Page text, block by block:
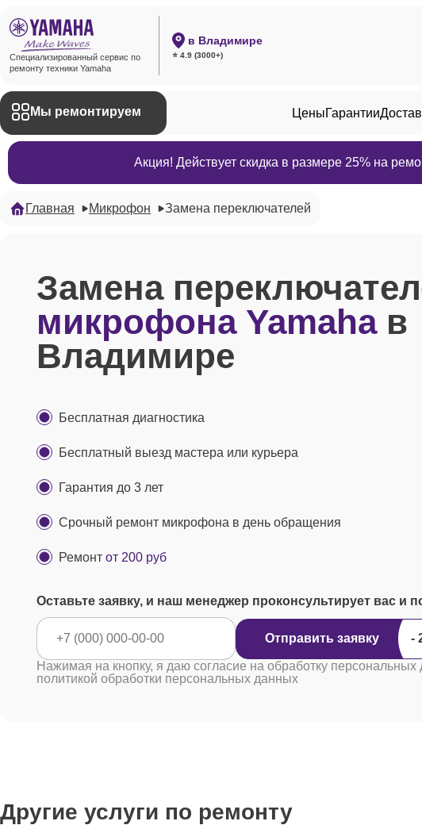
Специализированный сервис по
ремонту техники Yamaha
в Владимире
⭐ 4.9 (3000+)
Мы ремонтируем ЦеныГарантии
Акция! Действует скидка в размере 25% на
Главная Микрофон Замена переключателей
Замена
микрофона Yamahaв
Владимире
Бесплатная диагностика
Бесплатный выезд мастера или курьера
Гарантия до 3 лет
Срочный ремонт микрофона в день обращения
Ремонт от 200 руб
Оставьте заявку, и наш менеджер проконсультирует вас и
Отправить заявку
Нажимая на кнопку, я даю согласие на обработку персональных
политикой обработки персональных данных
Другие услуги по ремонту